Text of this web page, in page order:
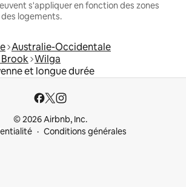
s'appliquer en fonction des zones
logements.
Australie-Occidentale
Brook Wilga
et longue durée
© 2026 Airbnb, Inc.
Conditions générales